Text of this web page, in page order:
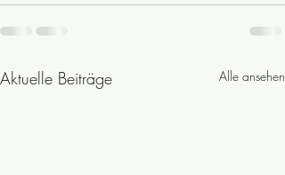
Aktuelle Beiträge Alle ansehen